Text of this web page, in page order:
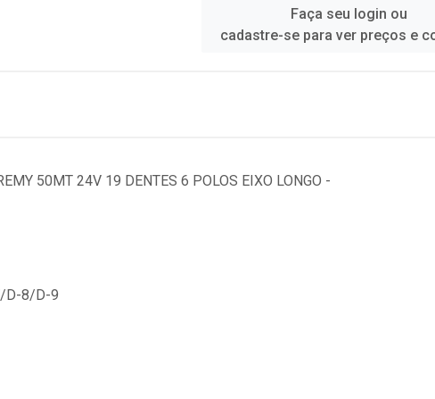
Faça seu login ou
cadastre-se para ver preços e
50MT 24V 19 DENTES 6 POLOS EIXO LONGO -
D-8/D-9